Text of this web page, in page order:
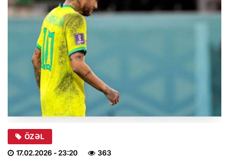
ÖZƏL
17.02.2026 - 23:20 363